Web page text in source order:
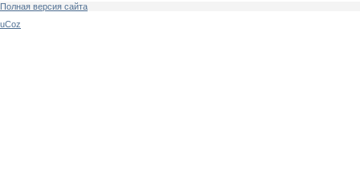
Полная версия сайта
uCoz